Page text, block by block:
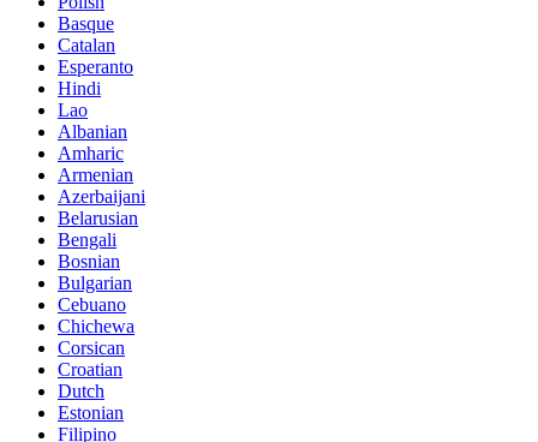
Basque
Catalan
Esperanto
Hindi
Lao
Albanian
Amharic
Armenian
Azerbaijani
Belarusian
Bengali
Bosnian
Bulgarian
Cebuano
Chichewa
Corsican
Croatian
Dutch
Estonian
Filipino